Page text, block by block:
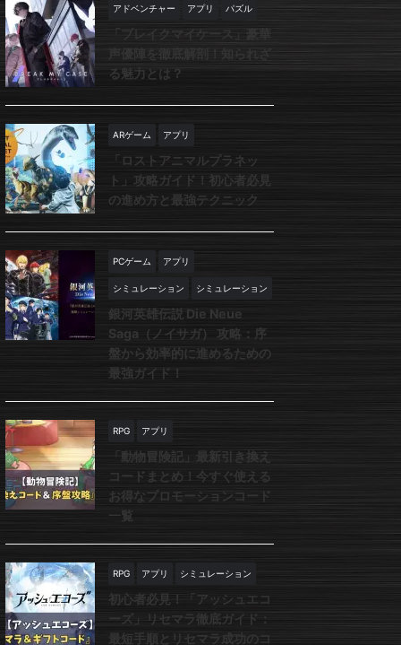
アドベンチャー アプリ パズル
「ブレイクマイケース」豪華
声優陣を徹底解剖！知られざ
る魅力とは？
ARゲーム アプリ
「ロストアニマルプラネッ
ト」攻略ガイド！初心者必見
の進め方と最強テクニック
PCゲーム アプリ
シミュレーション シミュレーション
銀河英雄伝説 Die Neue
Saga（ノイサガ） 攻略：序
盤から効率的に進めるための
最強ガイド！
RPG アプリ
「動物冒険記」最新引き換え
コードまとめ！今すぐ使える
お得なプロモーションコード
一覧
RPG アプリ シミュレーション
初心者必見！「アッシュエコ
ーズ」リセマラ徹底ガイド：
最短手順とリセマラ成功のコ